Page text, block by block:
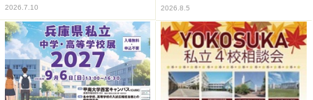
2026.7.10 2026.8.5